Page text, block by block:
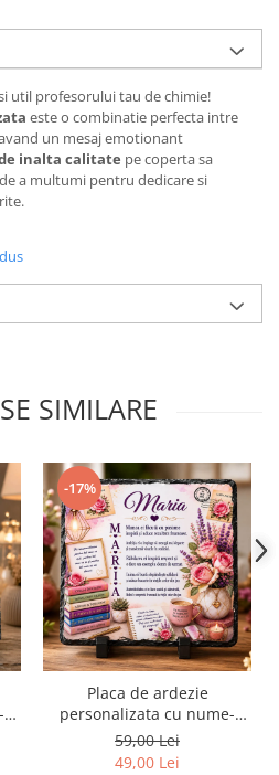
util profesorului tau de chimie!
este o combinatie perfecta intre
un mesaj emotionant
inalta calitate pe coperta sa
a multumi pentru dedicare si
SIMILARE
-17%
Placa de ardezie
personalizata cu nume-
Maria
59,00 Lei
49,00 Lei